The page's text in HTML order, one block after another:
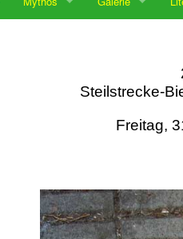
Steilstrecke-
Freitag,